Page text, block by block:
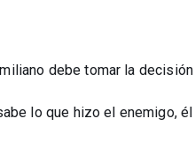
debe tomar la decisión
lo que hizo el enemigo, él